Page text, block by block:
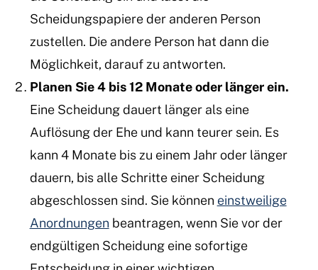
Scheidungspapiere der anderen Person
zustellen. Die andere Person hat dann die
Möglichkeit, darauf zu antworten.
Planen Sie 4 bis 12 Monate oder länger ein.
Eine Scheidung dauert länger als eine
Auflösung der Ehe und kann teurer sein. Es
kann 4 Monate bis zu einem Jahr oder länger
dauern, bis alle Schritte einer Scheidung
abgeschlossen sind. Sie können einstweilige
Anordnungen beantragen, wenn Sie vor der
endgültigen Scheidung eine sofortige